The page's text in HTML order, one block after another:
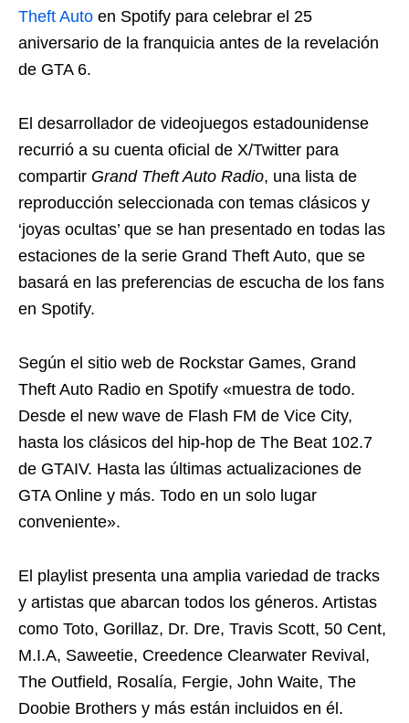
Theft Auto en Spotify para celebrar el 25
aniversario de la franquicia antes de la revelación
de GTA 6.
El desarrollador de videojuegos estadounidense
recurrió a su cuenta oficial de X/Twitter para
compartir Grand Theft Auto Radio, una lista de
reproducción seleccionada con temas clásicos y
‘joyas ocultas’ que se han presentado en todas las
estaciones de la serie Grand Theft Auto, que se
basará en las preferencias de escucha de los fans
en Spotify.
Según el sitio web de Rockstar Games, Grand
Theft Auto Radio en Spotify «muestra de todo.
Desde el new wave de Flash FM de Vice City,
hasta los clásicos del hip-hop de The Beat 102.7
de GTAIV. Hasta las últimas actualizaciones de
GTA Online y más. Todo en un solo lugar
conveniente».
El playlist presenta una amplia variedad de tracks
y artistas que abarcan todos los géneros. Artistas
como Toto, Gorillaz, Dr. Dre, Travis Scott, 50 Cent,
M.I.A, Saweetie, Creedence Clearwater Revival,
The Outfield, Rosalía, Fergie, John Waite, The
Doobie Brothers y más están incluidos en él.